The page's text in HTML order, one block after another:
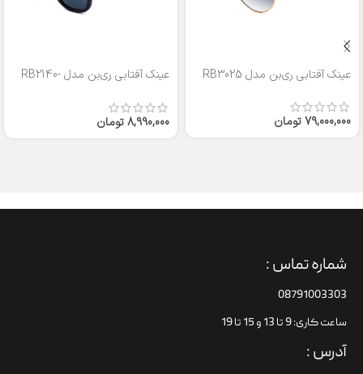
عینک آفتابی ری‌بن مدل RB3025
79,000,000تومان
عینک آفتابی ری‌بن مدل RB2140-
8,990,000تومان
شماره تماس :
08791003303
ساعت کاری: 9 تا 13 و 15 تا 19
آدرس :